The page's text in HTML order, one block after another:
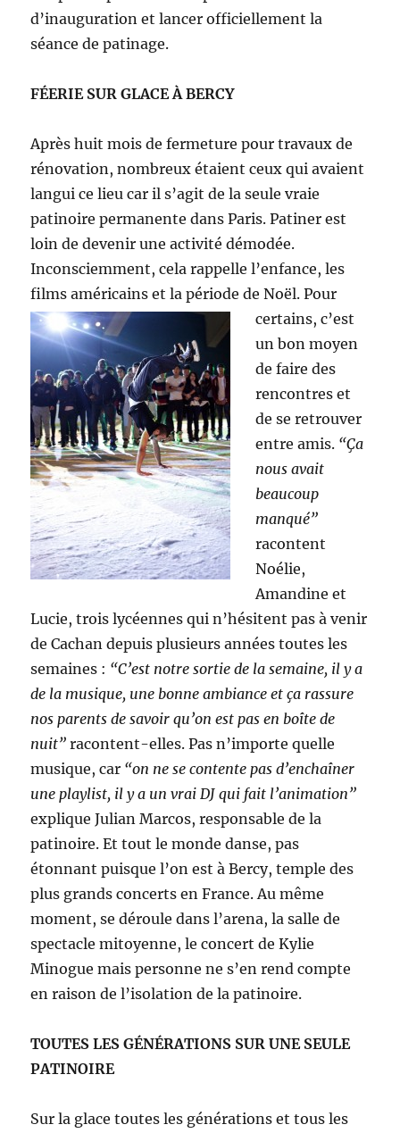
d’inauguration et lancer officiellement la
séance de patinage.
FÉERIE SUR GLACE À BERCY
Après huit mois de fermeture pour travaux de
rénovation, nombreux étaient ceux qui avaient
langui ce lieu car il s’agit de la seule vraie
patinoire permanente dans Paris. Patiner est
loin de devenir une activité démodée.
Inconsciemment, cela rappelle l’enfance, les
films américains et la période de Noël.Pour
certains, c’est
un bon moyen
de faire des
rencontres et
de se retrouver
entre amis. “Ça
nous avait
beaucoup
manqué”
racontent
Noélie,
Amandine et
Lucie, trois lycéennes qui n’hésitent pas à venir
de Cachan depuis plusieurs années toutes les
semaines : “C’est notre sortie de la semaine, il y a
de la musique, une bonne ambiance et ça rassure
nos parents de savoir qu’on est pas en boîte de
nuit” racontent-elles. Pas n’importe quelle
musique, car “on ne se contente pas d’enchaîner
une playlist, il y a un vrai DJ qui fait l’animation”
explique Julian Marcos, responsable de la
patinoire. Et tout le monde danse, pas
étonnant puisque l’on est à Bercy, temple des
plus grands concerts en France. Au même
moment, se déroule dans l’arena, la salle de
spectacle mitoyenne, le concert de Kylie
Minogue mais personne ne s’en rend compte
en raison de l’isolation de la patinoire.
TOUTES LES GÉNÉRATIONS SUR UNE SEULE
PATINOIRE
Sur la glace toutes les générations et tous les